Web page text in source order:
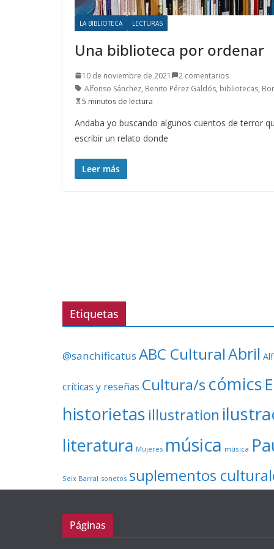
LA BIBLIOTECA LECTURAS
Una biblioteca por ordenar
10 de noviembre de 2021
2 comentarios
Alfonso Sánchez, Benito Pérez Galdós, bibliotecas,
5 minutos de lectura
Andaba yo buscando algunos cuentos de terror
escribir un relato donde
Leer más
Etiquetas
@sanchificatus ABC CulturalAbril
críticas y reseñas Cultura/s cómics
historietas illustration
literatura Mujeres música música
Seix Barral sonetos suplementos
Páginas